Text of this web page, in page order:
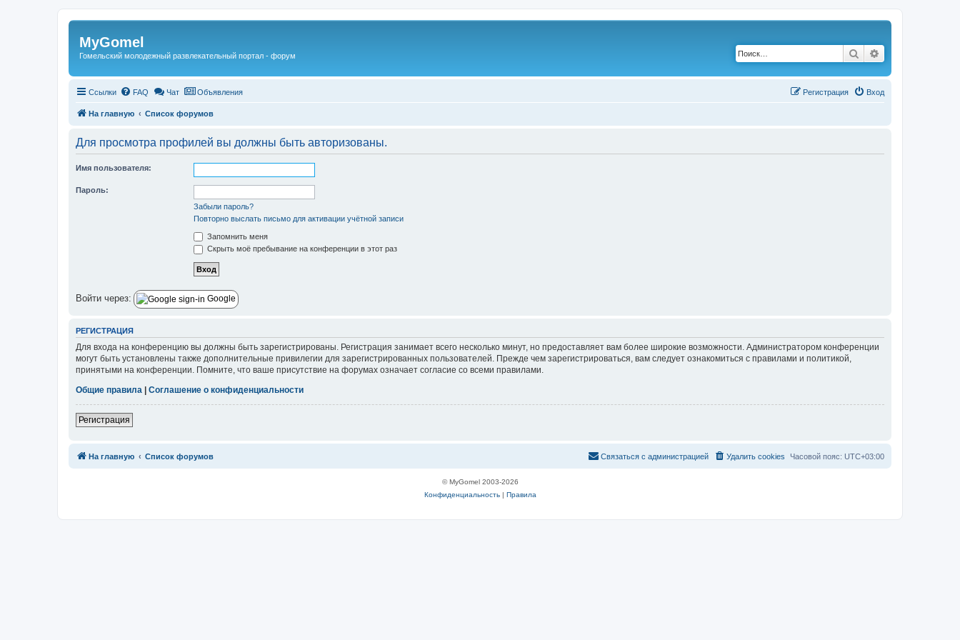
Регистрация
MyGomel
Гомельский молодежный развлекательный портал - форум Поиск
Ссылки FAQ Чат Объявления Вход
Регистрация
На главную Список форумов
Для просмотра профилей вы должны быть авторизованы.
Имя пользователя:
Пароль:
Забыли пароль?
Повторно выслать письмо для активации учётной записи
Запомнить меня
Скрыть моё пребывание на конференции в этот раз
Войти через: Google
РЕГИСТРАЦИЯ
Для входа на конференцию вы должны быть зарегистрированы. Регистрация занимает всего несколько минут, но предоставляет вам более широкие возможности. Администратором конференции
могут быть установлены также дополнительные привилегии для зарегистрированных пользователей. Прежде чем зарегистрироваться, вам следует ознакомиться с правилами и политикой,
принятыми на конференции. Помните, что ваше присутствие на форумах означает согласие со всеми правилами.
Общие правила
Соглашение о конфиденциальности
Регистрация
На главную Список форумов Часовой пояс: UTC+03:00
Удалить cookies
Связаться с
Связаться с администрацией
© MyGomel 2003-2026
Конфиденциальность| Правила